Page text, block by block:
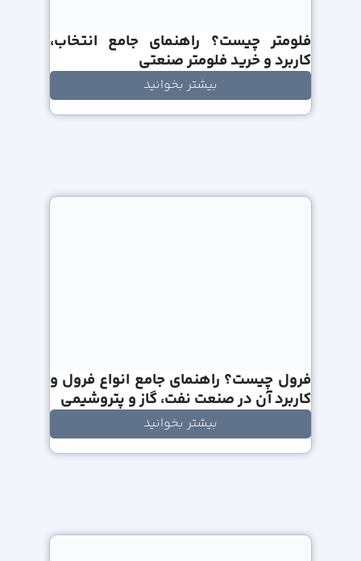
فلومتر چیست؟ راهنمای جامع انتخاب،
کاربرد و خرید فلومتر صنعتی
بیشتر بخوانید
فرول چیست؟ راهنمای جامع انواع فرول و
کاربرد آن در صنعت نفت، گاز و پتروشیمی
بیشتر بخوانید